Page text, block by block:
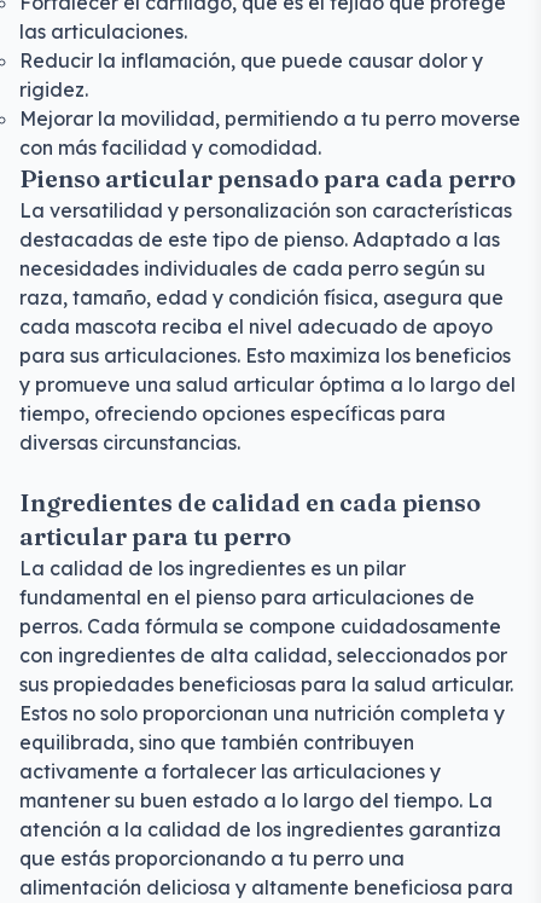
las articulaciones.
Reducir la inflamación, que puede causar dolor y
rigidez.
Mejorar la movilidad, permitiendo a tu perro moverse
con más facilidad y comodidad.
Pienso articular pensado para cada perro
La versatilidad y personalización son características
destacadas de este tipo de pienso. Adaptado a las
necesidades individuales de cada perro según su
raza, tamaño, edad y condición física, asegura que
cada mascota reciba el nivel adecuado de apoyo
para sus articulaciones. Esto maximiza los beneficios
y promueve una salud articular óptima a lo largo del
tiempo, ofreciendo opciones específicas para
diversas circunstancias.
Ingredientes de calidad en cada pienso
articular para tu perro
La calidad de los ingredientes es un pilar
fundamental en el pienso para articulaciones de
perros. Cada fórmula se compone cuidadosamente
con ingredientes de alta calidad, seleccionados por
sus propiedades beneficiosas para la salud articular.
Estos no solo proporcionan una nutrición completa y
equilibrada, sino que también contribuyen
activamente a fortalecer las articulaciones y
mantener su buen estado a lo largo del tiempo. La
atención a la calidad de los ingredientes garantiza
que estás proporcionando a tu perro una
alimentación deliciosa y altamente beneficiosa para